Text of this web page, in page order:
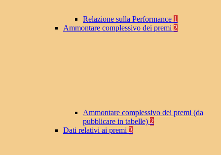
Relazione sulla Performance 1
Ammontare complessivo dei premi 2
Ammontare complessivo dei premi (da
pubblicare in tabelle) 2
Dati relativi ai premi 3